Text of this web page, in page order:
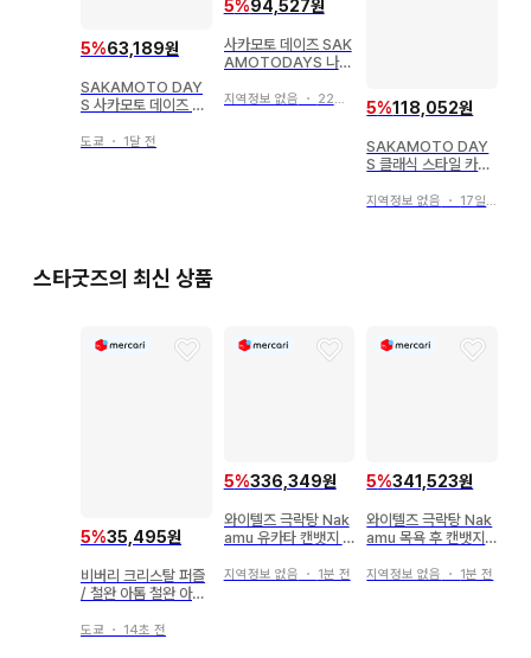
5%63,189원
SAKAMOTO DAY
S 사카모토 데이즈 E
구모
도쿄 ・ 1달 전
5%94,527원
사카모토 데이즈 SAK
AMOTODAYS 나구
지역정보 없음 ・ 22일 전 5%118,052원
SAKAMOTO DAY
S 클래식 스타일 카페
지역정보 없음 ・ 17일 전
스타굿즈의 최신 상품
5%35,495원
비버리 크리스탈 퍼즐
/ 철완 아톰 철완 아톰
스탈 퍼즐 40P
도쿄 ・ 14초 전
5%336,349원
와이텔즈 극락탕 Nak
amu 유카타 캔뱃지 1
지역정보 없음 ・ 1분 전
5%341,523원
와이텔즈 극락탕 Nak
amu 목욕 후 캔뱃지 1
지역정보 없음 ・ 1분 전